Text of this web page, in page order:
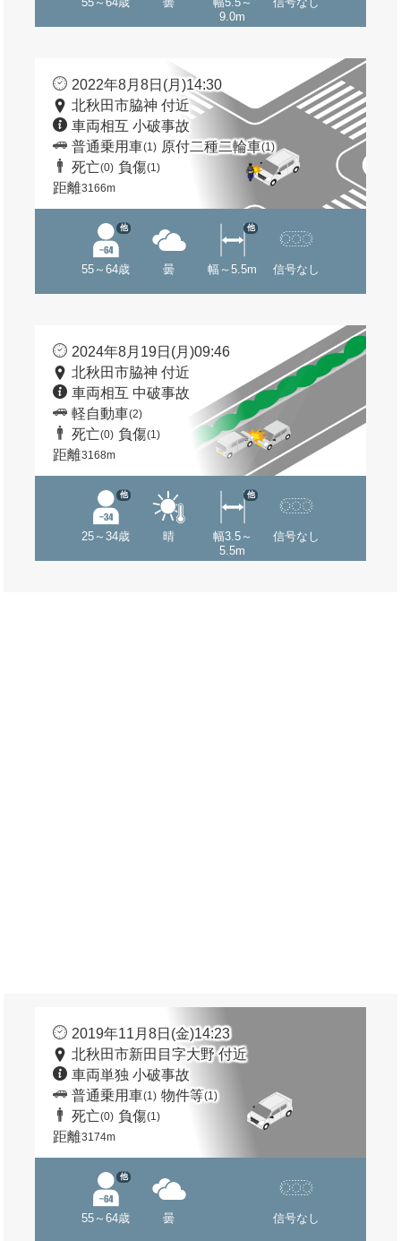
9.0m
2022年8月8日(月)14:30
北秋田市脇神 付近
車両相互 小破事故
普通乗用車(1) 原付二種二輪車(1)
死亡(0) 負傷(1)
距離3166m
55～64歳
他
曇 幅～5.5m
他
信号なし
2024年8月19日(月)09:46
北秋田市脇神 付近
車両相互 中破事故
軽自動車(2)
死亡(0) 負傷(1)
距離3168m
25～34歳
他
晴
幅3.5～
5.5m
他
信号なし
2019年11月8日(金)14:23
北秋田市新田目字大野 付近
車両単独 小破事故
普通乗用車(1) 物件等(1)
死亡(0) 負傷(1)
距離3174m
55～64歳
他
曇 信号なし